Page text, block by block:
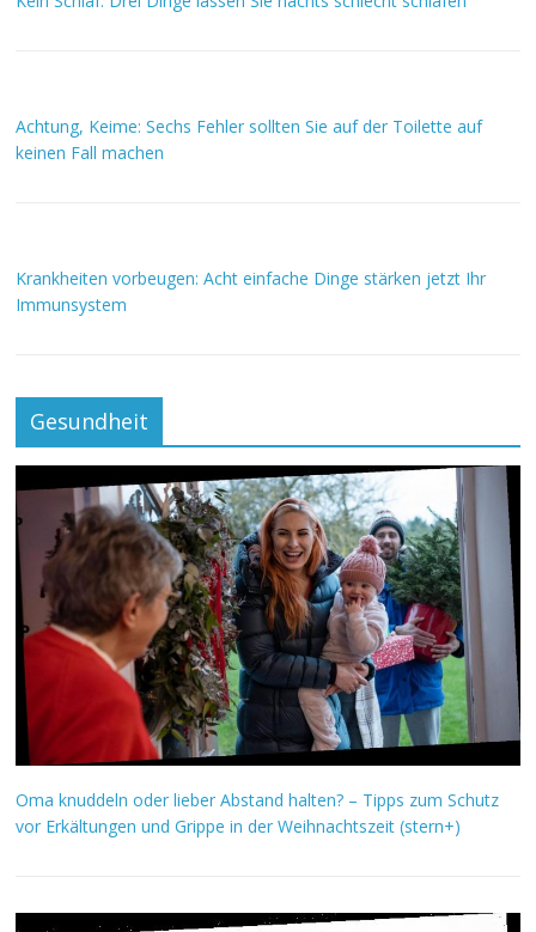
Achtung, Keime: Sechs Fehler sollten Sie auf der Toilette auf
keinen Fall machen
Krankheiten vorbeugen: Acht einfache Dinge stärken jetzt Ihr
Immunsystem
Gesundheit
Oma knuddeln oder lieber Abstand halten? – Tipps zum Schutz
vor Erkältungen und Grippe in der Weihnachtszeit (stern+)